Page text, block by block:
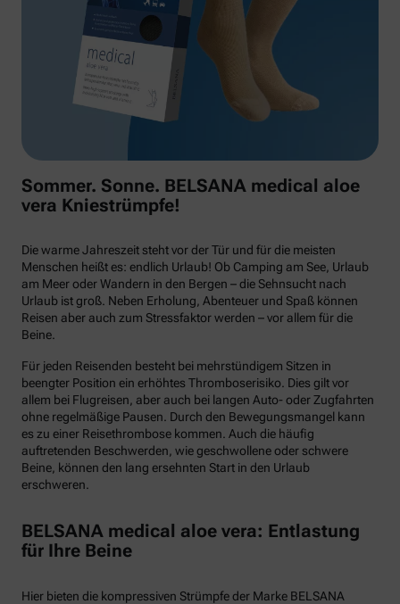
Sommer. Sonne. BELSANA medical aloe
vera Kniestrümpfe!
Die warme Jahreszeit steht vor der Tür und für die meisten
Menschen heißt es: endlich Urlaub! Ob Camping am See, Urlaub
am Meer oder Wandern in den Bergen – die Sehnsucht nach
Urlaub ist groß. Neben Erholung, Abenteuer und Spaß können
Reisen aber auch zum Stressfaktor werden – vor allem für die
Beine.
Für jeden Reisenden besteht bei mehrstündigem Sitzen in
beengter Position ein erhöhtes Thromboserisiko. Dies gilt vor
allem bei Flugreisen, aber auch bei langen Auto- oder Zugfahrten
ohne regelmäßige Pausen. Durch den Bewegungsmangel kann
es zu einer Reisethrombose kommen. Auch die häufig
auftretenden Beschwerden, wie geschwollene oder schwere
Beine, können den lang ersehnten Start in den Urlaub
erschweren.
BELSANA medical aloe vera: Entlastung
für Ihre Beine
Hier bieten die kompressiven Strümpfe der Marke BELSANA